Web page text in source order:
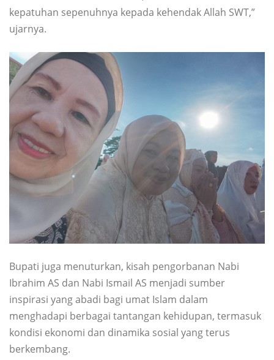
kepatuhan sepenuhnya kepada kehendak Allah SWT,”
ujarnya.
Bupati juga menuturkan, kisah pengorbanan Nabi
Ibrahim AS dan Nabi Ismail AS menjadi sumber
inspirasi yang abadi bagi umat Islam dalam
menghadapi berbagai tantangan kehidupan, termasuk
kondisi ekonomi dan dinamika sosial yang terus
berkembang.